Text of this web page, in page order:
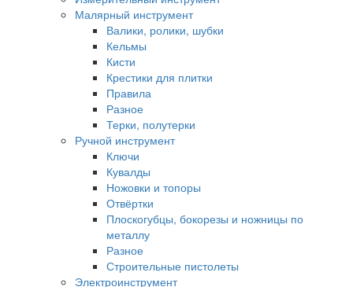
Малярный инструмент
Валики, ролики, шубки
Кельмы
Кисти
Крестики для плитки
Правила
Разное
Терки, полутерки
Ручной инструмент
Ключи
Кувалды
Ножовки и топоры
Отвёртки
Плоскогубцы, бокорезы и ножницы по
металлу
Разное
Строительные пистолеты
Электроинструмент